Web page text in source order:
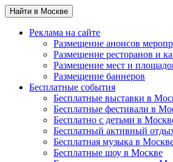
Найти в Москве
Реклама на сайте
Размещение анонсов
Размещение ресторанов и
Размещение мест и
Размещение баннеров
Бесплатные события
Бесплатные выставки в
Бесплатные фестивали в
Бесплатно с детьми в
Бесплатный активный
Бесплатная музыка в
Бесплатные шоу в Москве